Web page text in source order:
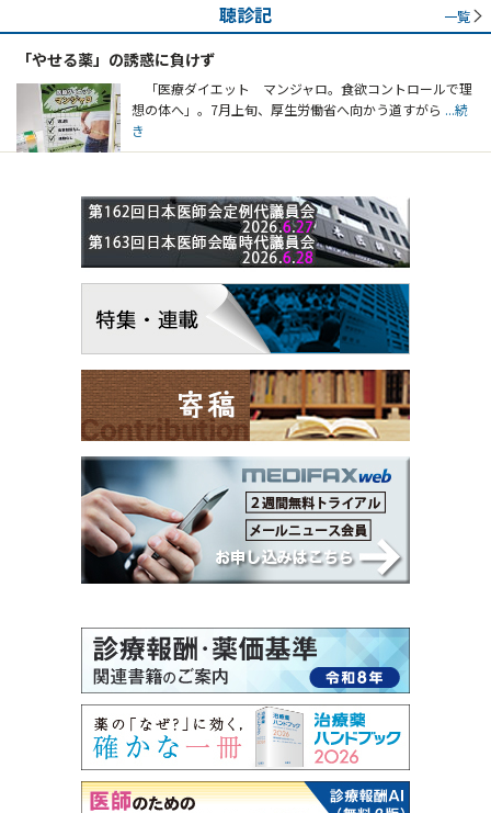
聴診記 一覧
「やせる薬」の誘惑に負けず
「医療ダイエット マンジャロ。食欲コントロールで理
想の体へ」。7月上旬、厚生労働省へ向かう道すがら ...続
き